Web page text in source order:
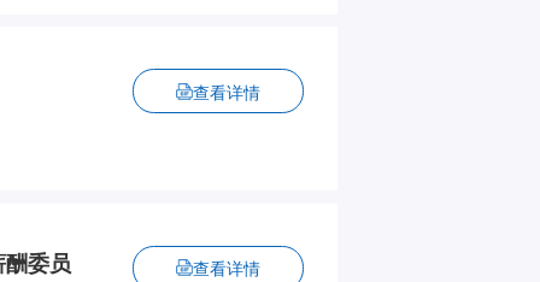
查看详情
委员 查看详情